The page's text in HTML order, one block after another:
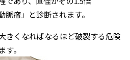
脈瘤」と診断されます。
きくなればなるほど破裂する危険
。